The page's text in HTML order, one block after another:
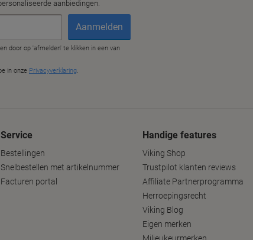
Service
Bestellingen
Snelbestellen met artikelnummer
Facturen portal
Handige features
Viking Shop
Trustpilot klanten reviews
Affiliate Partnerprogramma
Herroepingsrecht
Viking Blog
Eigen merken